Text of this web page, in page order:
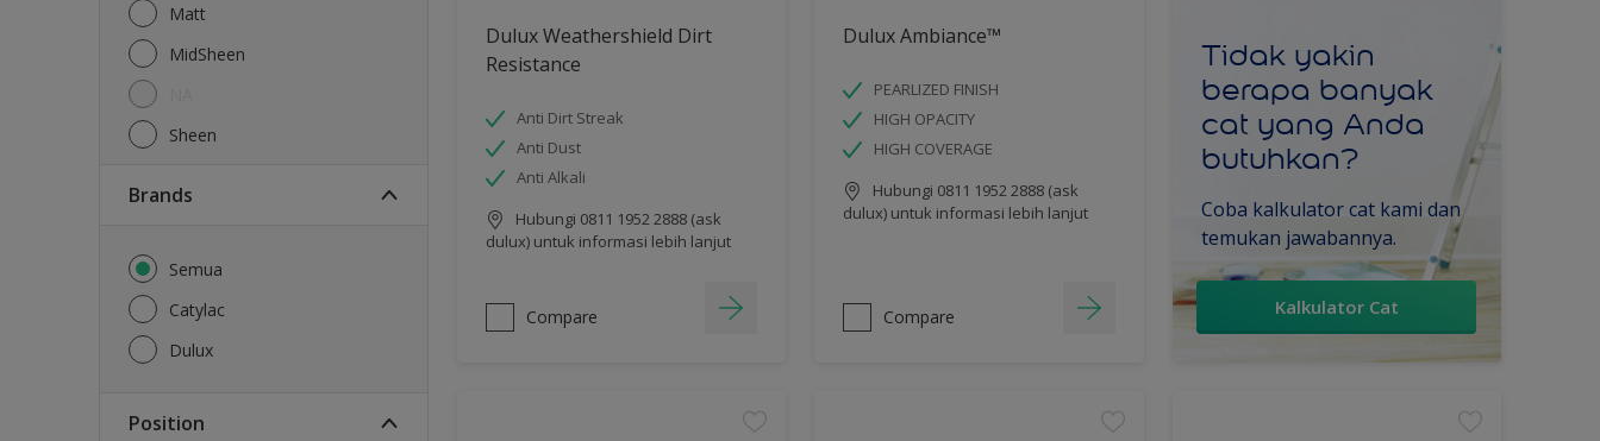
Matt
MidSheen
Sheen
brands
Semua
Catylac
Dulux
Position
Dulux Weathershield Dirt
Resistance
Anti Dirt Streak
Anti Dust
Anti Alkali
Hubungi 0811 1952 2888 (ask
dulux) untuk informasi lebih lanjut
Compare
Dulux Ambiance™
PEARLIZED FINISH
HIGH OPACITY
HIGH COVERAGE
Hubungi 0811 1952 2888 (ask
dulux) untuk informasi lebih lanjut
Compare
Tidak yakin
berapa banyak
cat yang Anda
butuhkan?
Coba kalkulator cat kami dan
temukan jawabannya.
Kalkulator Cat